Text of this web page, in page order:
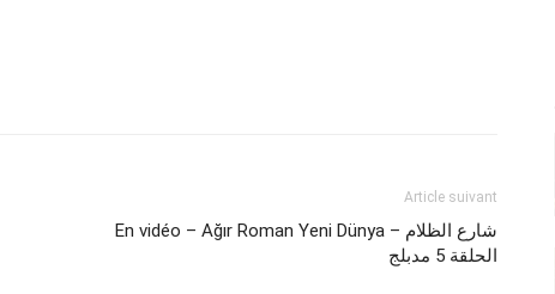
Article suivant
En vidéo – Ağır Roman Yeni Dünya – شارع الظلام
الحلقة 5 مدبلج